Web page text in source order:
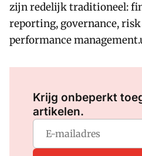
zijn redelijk traditioneel:
reporting, governance,
performance
Krijg onbeperkt
artikelen.